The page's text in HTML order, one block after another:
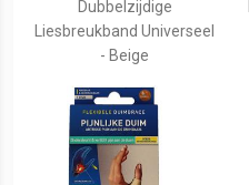
Dubbelzijdige
Liesbreukband Universeel
- Beige